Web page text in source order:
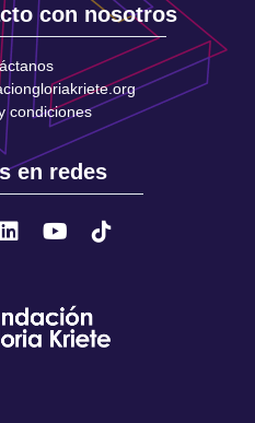
con nosotros
condiciones
en redes